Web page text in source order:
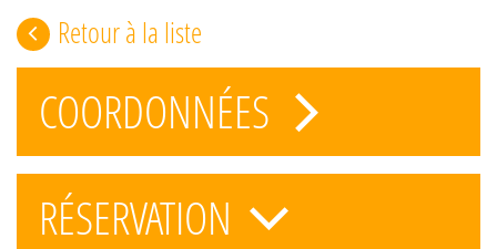
Retour à la liste
COORDONNÉES
RÉSERVATION